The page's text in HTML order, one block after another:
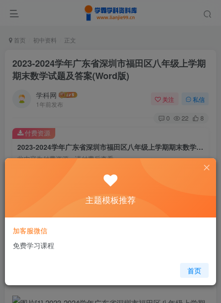
首页 初中资料 正文
2023-2024学年广东省深圳市福田区八年级上学期
期末数学试题及答案(Word版)
学科网
1年前发布
关注 私信
0 22 8
2023-2024学年广东省深圳市福田区八年级上学期期末数学试题及答案(Word版)
此内容为付费资源，请付费后查看
9.9
免费
暂时无法购买，请与站长联系
781.00 KB
付费资源
主题模板推荐
加客服微信
免费学习课程
首页